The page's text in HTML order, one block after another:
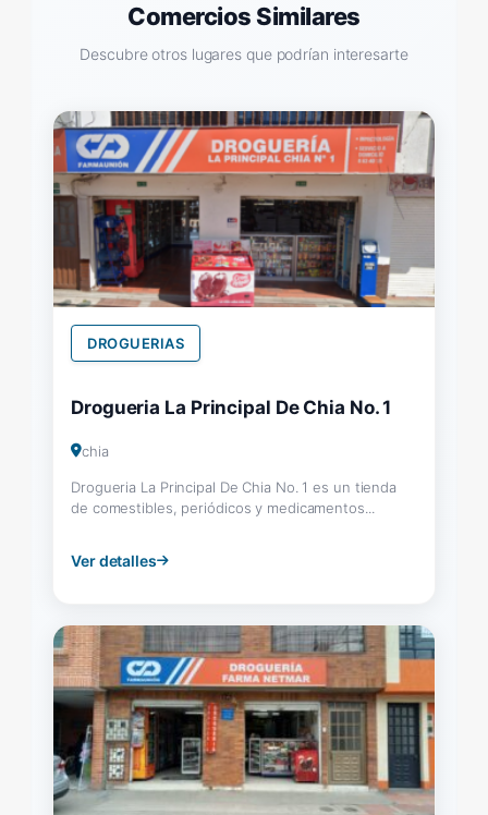
Comercios Similares
Descubre otros lugares que podrían interesarte
DROGUERIAS
Drogueria La Principal De Chia No. 1
chia
Drogueria La Principal De Chia No. 1 es un tienda
de comestibles, periódicos y medicamentos...
Ver detalles